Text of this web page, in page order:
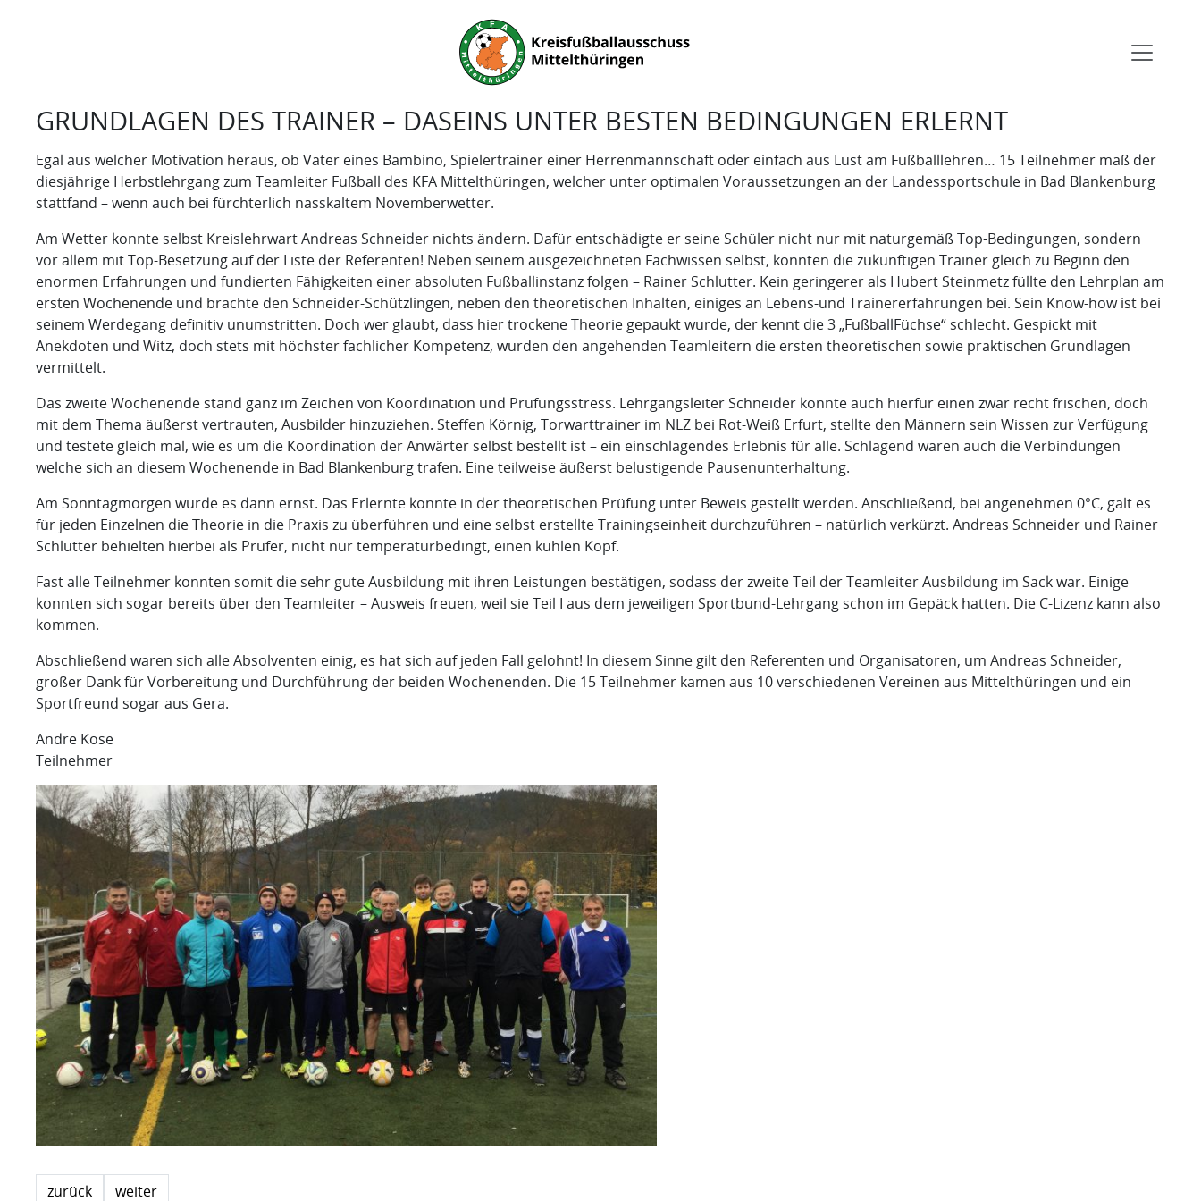
GRUNDLAGEN DES TRAINER – DASEINS UNTER BESTEN BEDINGUNGEN ERLERNT
Egal aus welcher Motivation heraus, ob Vater eines Bambino, Spielertrainer einer Herrenmannschaft oder einfach aus Lust am Fußballlehren… 15 Teilnehmer maß der
diesjährige Herbstlehrgang zum Teamleiter Fußball des KFA Mittelthüringen, welcher unter optimalen Voraussetzungen an der Landessportschule in Bad Blankenburg
stattfand – wenn auch bei fürchterlich nasskaltem Novemberwetter.
Am Wetter konnte selbst Kreislehrwart Andreas Schneider nichts ändern. Dafür entschädigte er seine Schüler nicht nur mit naturgemäß Top-Bedingungen, sondern
vor allem mit Top-Besetzung auf der Liste der Referenten! Neben seinem ausgezeichneten Fachwissen selbst, konnten die zukünftigen Trainer gleich zu Beginn den
enormen Erfahrungen und fundierten Fähigkeiten einer absoluten Fußballinstanz folgen – Rainer Schlutter. Kein geringerer als Hubert Steinmetz füllte den Lehrplan am
ersten Wochenende und brachte den Schneider-Schützlingen, neben den theoretischen Inhalten, einiges an Lebens-und Trainererfahrungen bei. Sein Know-how ist bei
seinem Werdegang definitiv unumstritten. Doch wer glaubt, dass hier trockene Theorie gepaukt wurde, der kennt die 3 „FußballFüchse“ schlecht. Gespickt mit
Anekdoten und Witz, doch stets mit höchster fachlicher Kompetenz, wurden den angehenden Teamleitern die ersten theoretischen sowie praktischen Grundlagen
vermittelt.
Das zweite Wochenende stand ganz im Zeichen von Koordination und Prüfungsstress. Lehrgangsleiter Schneider konnte auch hierfür einen zwar recht frischen, doch
mit dem Thema äußerst vertrauten, Ausbilder hinzuziehen. Steffen Körnig, Torwarttrainer im NLZ bei Rot-Weiß Erfurt, stellte den Männern sein Wissen zur Verfügung
und testete gleich mal, wie es um die Koordination der Anwärter selbst bestellt ist – ein einschlagendes Erlebnis für alle. Schlagend waren auch die Verbindungen
welche sich an diesem Wochenende in Bad Blankenburg trafen. Eine teilweise äußerst belustigende Pausenunterhaltung.
Am Sonntagmorgen wurde es dann ernst. Das Erlernte konnte in der theoretischen Prüfung unter Beweis gestellt werden. Anschließend, bei angenehmen 0°C, galt es
für jeden Einzelnen die Theorie in die Praxis zu überführen und eine selbst erstellte Trainingseinheit durchzuführen – natürlich verkürzt. Andreas Schneider und Rainer
Schlutter behielten hierbei als Prüfer, nicht nur temperaturbedingt, einen kühlen Kopf.
Fast alle Teilnehmer konnten somit die sehr gute Ausbildung mit ihren Leistungen bestätigen, sodass der zweite Teil der Teamleiter Ausbildung im Sack war. Einige
konnten sich sogar bereits über den Teamleiter – Ausweis freuen, weil sie Teil I aus dem jeweiligen Sportbund-Lehrgang schon im Gepäck hatten. Die C-Lizenz kann also
kommen.
Abschließend waren sich alle Absolventen einig, es hat sich auf jeden Fall gelohnt! In diesem Sinne gilt den Referenten und Organisatoren, um Andreas Schneider,
großer Dank für Vorbereitung und Durchführung der beiden Wochenenden. Die 15 Teilnehmer kamen aus 10 verschiedenen Vereinen aus Mittelthüringen und ein
Sportfreund sogar aus Gera.
Andre Kose
Teilnehmer
zurück weiter